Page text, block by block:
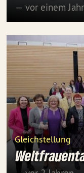
— vor einem Jahr
Gleichstellung